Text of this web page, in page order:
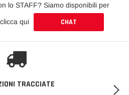
by street and race track testing, Ultra
dynamic safety, ultimate road traction and
bars. Thus, increasing handling and
under high loads such as cornering
lo STAFF? Siamo disponibili per
qui CHAT
TRACCIATE